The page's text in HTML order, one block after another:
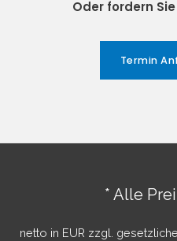
Oder fordern
Termin
* Alle
netto in EUR zzgl.